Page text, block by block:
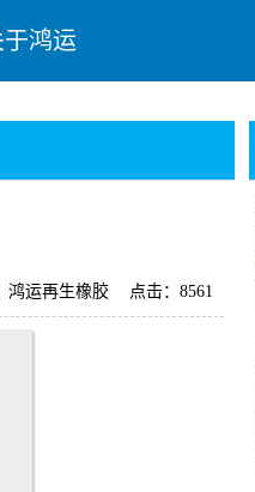
于鸿运
点击：8561
鸿运再生橡胶